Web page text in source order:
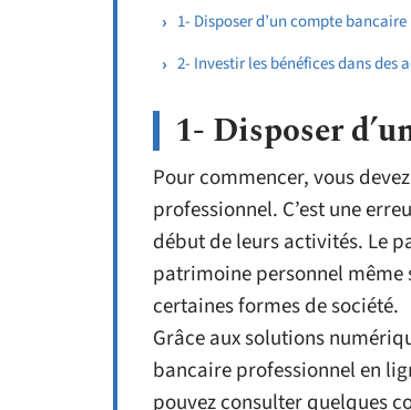
1- Disposer d’un compte
2- Investir les bénéfices dans des
1- Disposer
Pour commencer, vous
professionnel. C’est une
début de leurs activités. Le
patrimoine personnel
certaines formes de société.
Grâce aux solutions
bancaire professionnel en
pouvez consulter quelques